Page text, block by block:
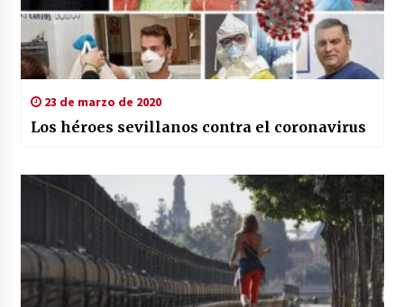
23 de marzo de 2020
Los héroes sevillanos contra el coronavirus